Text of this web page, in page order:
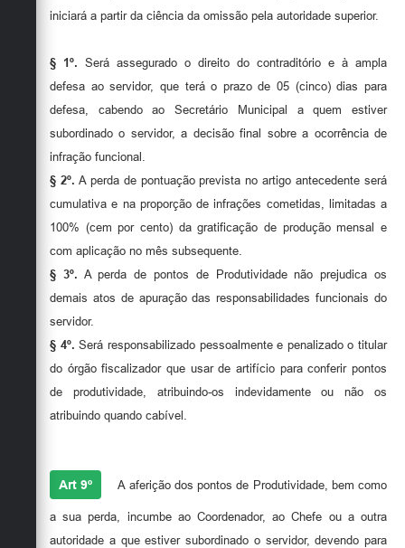
iniciará a partir da ciência da omissão pela autoridade superior.
§ 1º. Será assegurado o direito do contraditório e à ampla
defesa ao servidor, que terá o prazo de 05 (cinco) dias para
defesa, cabendo ao Secretário Municipal a quem estiver
subordinado o servidor, a decisão final sobre a ocorrência de
infração funcional.
§ 2º. A perda de pontuação prevista no artigo antecedente será
cumulativa e na proporção de infrações cometidas, limitadas a
100% (cem por cento) da gratificação de produção mensal e
com aplicação no mês subsequente.
§ 3º. A perda de pontos de Produtividade não prejudica os
demais atos de apuração das responsabilidades funcionais do
servidor.
§ 4º. Será responsabilizado pessoalmente e penalizado o titular
do órgão fiscalizador que usar de artifício para conferir pontos
de produtividade, atribuindo-os indevidamente ou não os
atribuindo quando cabível.
Art 9º A aferição dos pontos de Produtividade, bem como
a sua perda, incumbe ao Coordenador, ao Chefe ou a outra
autoridade a que estiver subordinado o servidor, devendo para